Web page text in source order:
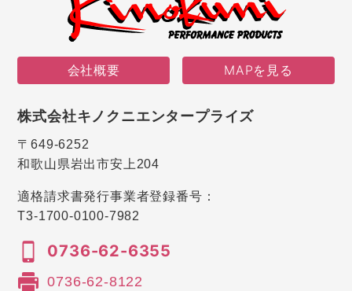
会社概要 MAPを見る
株式会社キノクニエンタープライズ
〒649-6252
和歌山県岩出市安上204
適格請求書発行事業者登録番号：
T3-1700-0100-7982
0736-62-6355
0736-62-8122